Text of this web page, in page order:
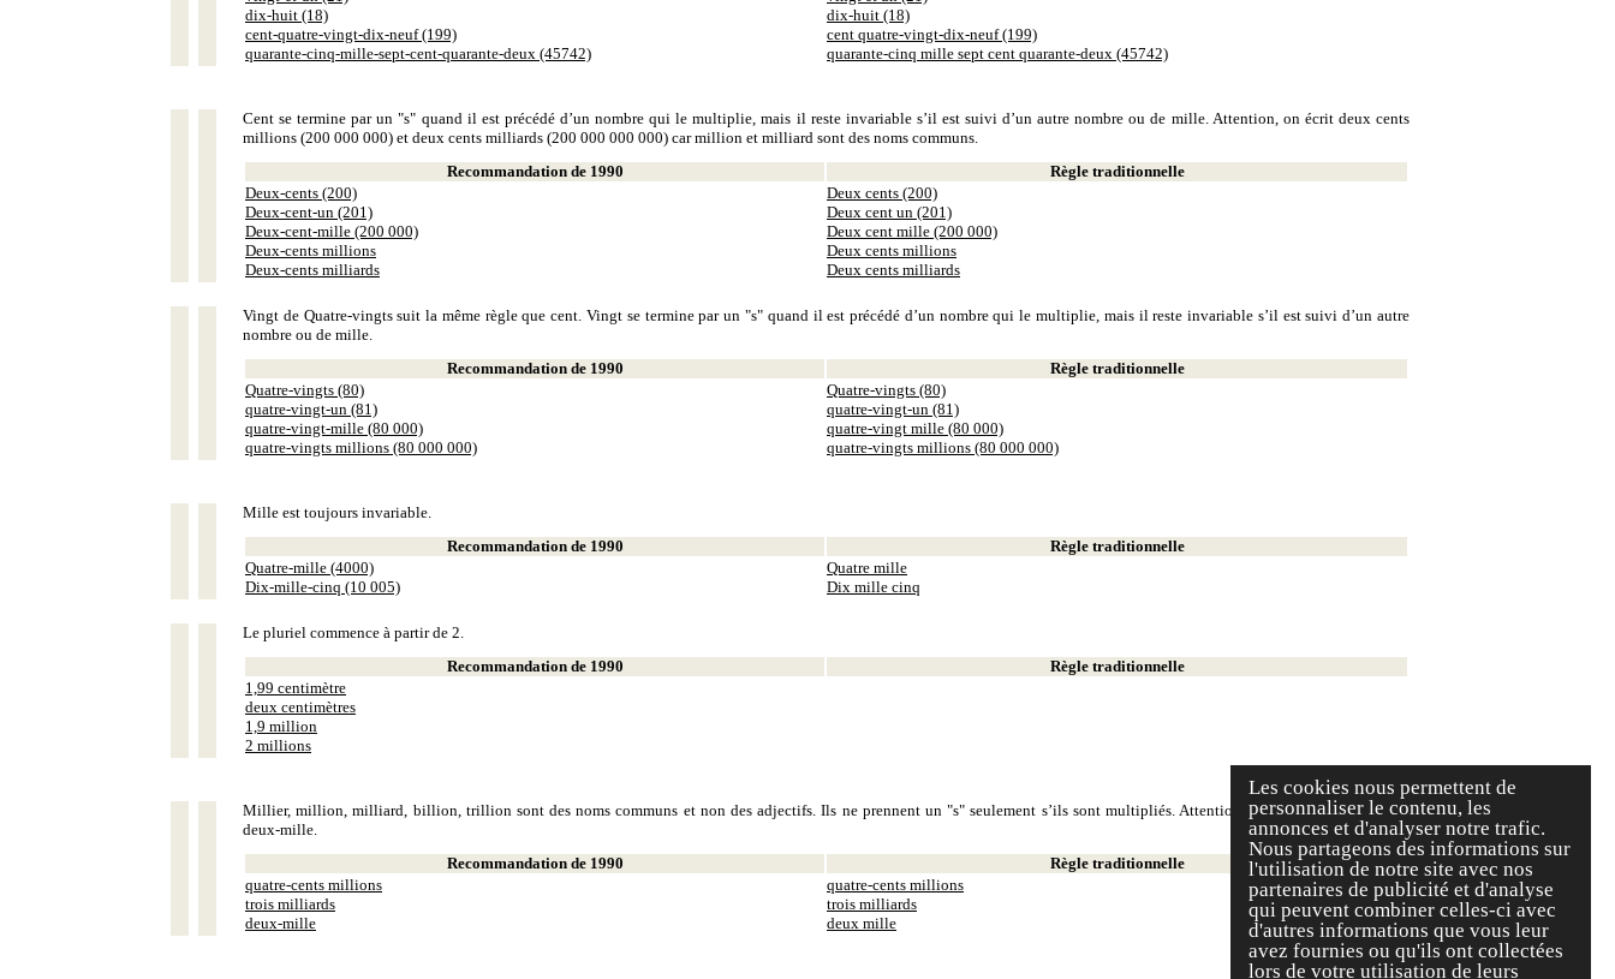
Les cookies nous permettent de
personnaliser le contenu, les
annonces et d'analyser notre trafic.
Nous partageons des informations sur
l'utilisation de notre site avec nos
partenaires de publicité et d'analyse
qui peuvent combiner celles-ci avec
d'autres informations que vous leur
avez fournies ou qu'ils ont collectées
lors de votre utilisation de leurs
dix-huit (18)
cent-quatre-vingt-dix-neuf (199)
quarante-cinq-mille-sept-cent-quarante-deux (45742)
dix-huit (18)
cent quatre-vingt-dix-neuf (199)
quarante-cinq mille sept cent quarante-deux (45742)
Cent se termine par un "s" quand il est précédé d’un nombre qui le multiplie, mais il reste invariable s’il est suivi d’un autre nombre ou de mille. Attention, on écrit deux cents
millions (200 000 000) et deux cents milliards (200 000 000 000) car million et milliard sont des noms communs.
Recommandation de 1990
Règle traditionnelle
Deux-cents (200)
Deux-cent-un (201)
Deux-cent-mille (200 000)
Deux-cents millions
Deux-cents milliards
Deux cents (200)
Deux cent un (201)
Deux cent mille (200 000)
Deux cents millions
Deux cents milliards
Vingt de Quatre-vingts suit la même règle que cent. Vingt se termine par un "s" quand il est précédé d’un nombre qui le multiplie, mais il reste invariable s’il est suivi d’un autre
nombre ou de mille.
Recommandation de 1990
Règle traditionnelle
Quatre-vingts (80)
quatre-vingt-un (81)
quatre-vingt-mille (80 000)
quatre-vingts millions (80 000 000)
Quatre-vingts (80)
quatre-vingt-un (81)
quatre-vingt mille (80 000)
quatre-vingts millions (80 000 000)
Mille est toujours invariable.
Recommandation de 1990
Règle traditionnelle
Quatre-mille (4000)
Dix-mille-cinq (10 005)
Quatre mille
Dix mille cinq
Le pluriel commence à partir de 2.
Recommandation de 1990
Règle traditionnelle
1,99 centimètre
deux centimètres
1,9 million
2 millions
Millier, million, milliard, billion, trillion sont des noms communs et non des adjectifs. Ils ne prennent un "s" seulement s’ils sont multipliés. Attention, on écrit deux milliers et
deux-mille.
Recommandation de 1990
Règle traditionnelle
quatre-cents millions
trois milliards
deux-mille
quatre-cents millions
trois milliards
deux mille